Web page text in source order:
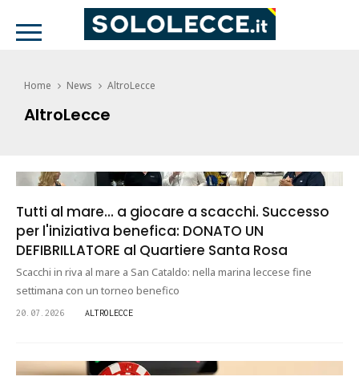
Home News AltroLecce
AltroLecce
Tutti al mare... a giocare a scacchi. Successo
per l'iniziativa benefica: DONATO UN
DEFIBRILLATORE al Quartiere Santa Rosa
Scacchi in riva al mare a San Cataldo: nella marina leccese fine
settimana con un torneo benefico
20.07.2026 ALTROLECCE